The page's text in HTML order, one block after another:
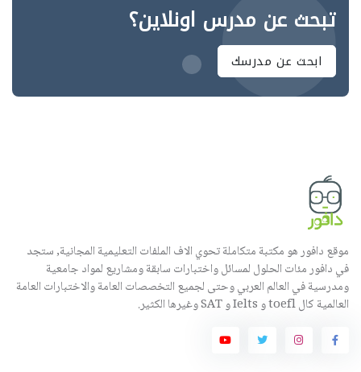
تبحث عن مدرس اونلاين؟
ابحث عن مدرسك
موقع دافور هو مكتبة متكاملة تحوي الاف الملفات التعليمية المجانية, ستجد
في دافور مئات الحلول لمسائل واختبارات سابقة ومشاريع لمواد جامعية
ومدرسية في العالم العربي وحتى لجميع التخصصات العامة والاختبارات العامة
العالمية كال toefl و Ielts و SAT وغيرها الكثير.